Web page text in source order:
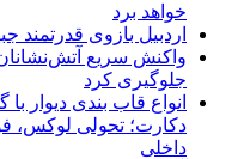
خواهد برد
اردبیل بازوی قدرتمند
واکنش سریع
جلوگیری کرد
انواع قاب بندی دیوار
دکارت؛ تحولی لوکس،
داخلی